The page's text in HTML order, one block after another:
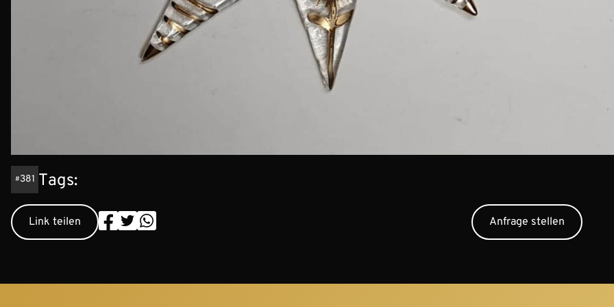
381 Tags:
Link teilen Anfrage stellen